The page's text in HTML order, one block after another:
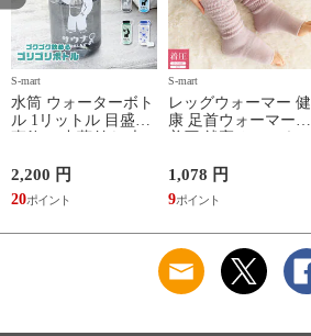
S-mart
水筒 ウォーターボト
ル 1リットル 目盛り
マイボトル 動物 ア
ニマル ゴリラ ごリ
ラックス ゴリゴリボ
2,200 円
20
S-mart
レッグウォーマー 健
康 足首ウォーマー
ふんわり 足湯のよう
なぽかぽかナイトウ
ォーマー inf-26
1,078 円
9